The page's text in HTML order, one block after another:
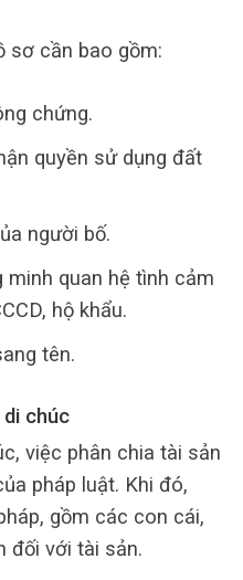
sơ cần bao gồm:
chứng.
quyền sử dụng đất
người bố.
minh quan hệ tình cảm
hộ khẩu.
tên.
chúc
việc phân chia tài sản
pháp luật. Khi đó,
gồm các con cái,
đối với tài sản.